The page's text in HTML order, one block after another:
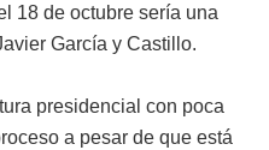
18 de octubre sería una
García y Castillo.
presidencial con poca
a pesar de que está